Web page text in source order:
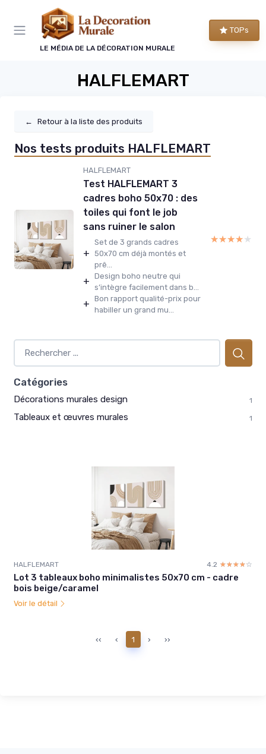
LE MÉDIA DE LA DÉCORATION MURALE
TOPs
HALFLEMART
← Retour à la liste des produits
Nos tests produits HALFLEMART
HALFLEMART
Test HALFLEMART 3
cadres boho 50x70 : des
toiles qui font le job
sans ruiner le salon
+
Set de 3 grands cadres
50x70 cm déjà montés et
prê...
+ Design boho neutre qui
s’intègre facilement dans b...
+ Bon rapport qualité-prix pour
habiller un grand mu...
★★★★★
★★★★★
Catégories
Décorations murales design 1
Tableaux et œuvres murales 1
HALFLEMART 4.2 ☆☆☆☆☆
★★★★★
Lot 3 tableaux boho minimalistes 50x70 cm - cadre
bois beige/caramel
Voir le détail
‹‹ ‹ 1 › ››
Panneau de gestion des cookies